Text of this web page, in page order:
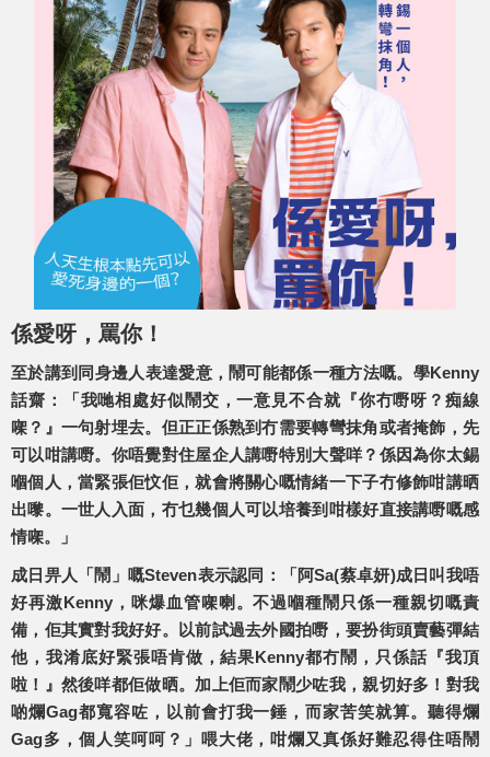
係愛呀，罵你！
至於講到同身邊人表達愛意，鬧可能都係一種方法嘅。學Kenny
話齋：「我哋相處好似鬧交，一意見不合就『你冇嘢呀？痴線
㗎？』一句射埋去。但正正係熟到冇需要轉彎抹角或者掩飾，先
可以咁講嘢。你唔覺對住屋企人講嘢特別大聲咩？係因為你太錫
嗰個人，當緊張佢忟佢，就會將關心嘅情緒一下子冇修飾咁講晒
出嚟。一世人入面，冇乜幾個人可以培養到咁樣好直接講嘢嘅感
情㗎。」
成日畀人「鬧」嘅Steven表示認同：「阿Sa(蔡卓妍)成日叫我唔
好再激Kenny，咪爆血管㗎喇。不過嗰種鬧只係一種親切嘅責
備，佢其實對我好好。以前試過去外國拍嘢，要扮街頭賣藝彈結
他，我淆底好緊張唔肯做，結果Kenny都冇鬧，只係話『我頂
啦！』然後咩都佢做晒。加上佢而家鬧少咗我，親切好多！對我
啲爛Gag都寬容咗，以前會打我一錘，而家苦笑就算。聽得爛
Gag多，個人笑呵呵？」喂大佬，咁爛又真係好難忍得住唔鬧